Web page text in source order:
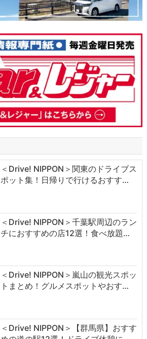
＜Drive! NIPPON＞関東のドライブス
ポット集！日帰りで行けるおすす…
＜Drive! NIPPON＞千葉駅周辺のラン
チにおすすめの店12選！食べ放題…
＜Drive! NIPPON＞嵐山の観光スポッ
トまとめ！グルメスポットやおす…
＜Drive! NIPPON＞【群馬県】おすす